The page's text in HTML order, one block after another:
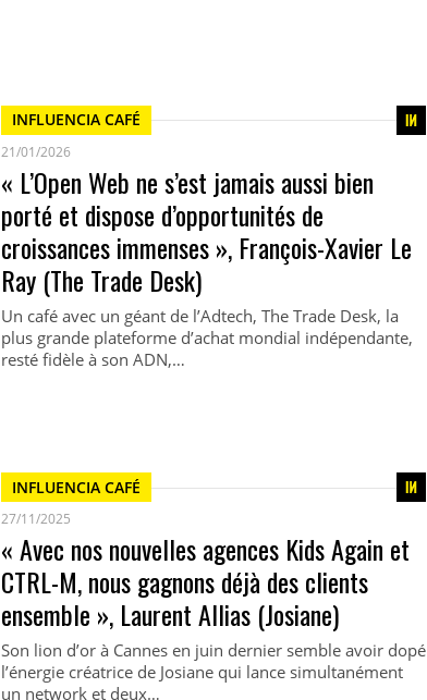
INFLUENCIA CAFÉ
21/01/2026
« L’Open Web ne s’est jamais aussi bien
porté et dispose d’opportunités de
croissances immenses », François-Xavier Le
Ray (The Trade Desk)
Un café avec un géant de l’Adtech, The Trade Desk, la
plus grande plateforme d’achat mondial indépendante,
resté fidèle à son ADN,…
INFLUENCIA CAFÉ
27/11/2025
« Avec nos nouvelles agences Kids Again et
CTRL-M, nous gagnons déjà des clients
ensemble », Laurent Allias (Josiane)
Son lion d’or à Cannes en juin dernier semble avoir dopé
l’énergie créatrice de Josiane qui lance simultanément
un network et deux…